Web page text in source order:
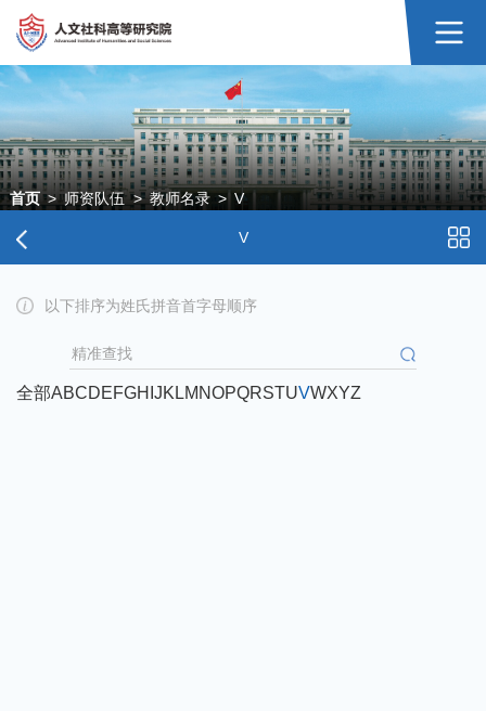
首页 > 师资队伍 > 教师名录 > V
V
以下排序为姓氏拼音首字母顺序
全部ABCDEFGH JK LM NOPQRSTUVWXYZ